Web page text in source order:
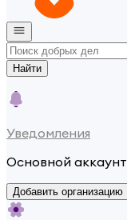
Найти
Уведомления
Основной аккаунт
Добавить организацию